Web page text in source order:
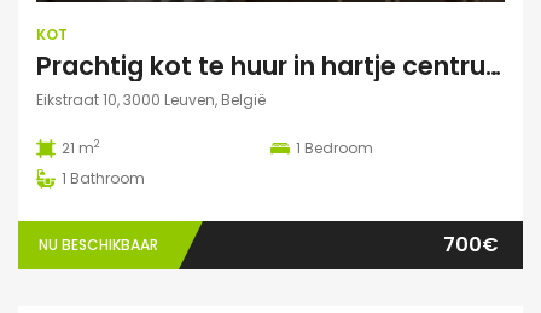
KOT
Prachtig kot te huur in hartje centrum Leuven
Eikstraat 10, 3000 Leuven, België
21 m2 1 Bedroom
1 Bathroom
NU BESCHIKBAAR 700€